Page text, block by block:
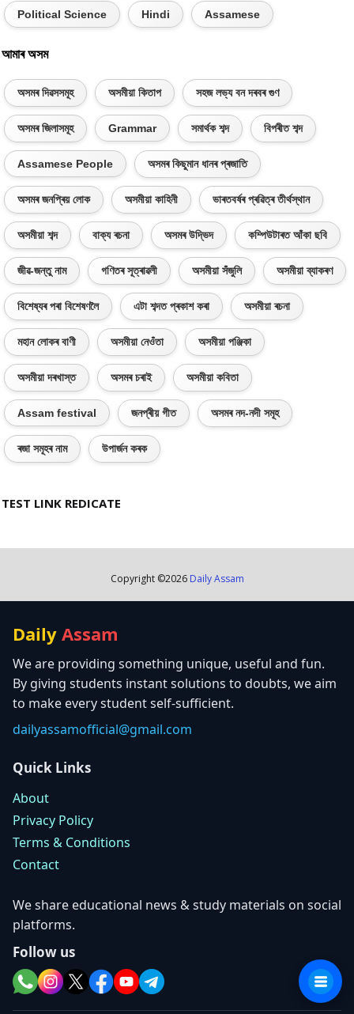
Political Science Hindi Assamese
আমাৰ অসম
অসমৰ দিৱসসমূহ অসমীয়া কিতাপ সহজ লভ্য বন দৰবৰ গুণ
অসমৰ জিলাসমূহ Grammar সমাৰ্থক শব্দ বিপৰীত শব্দ
Assamese People অসমৰ কিছুমান ধানৰ প্ৰজাতি
অসমৰ জনপ্ৰিয় লোক অসমীয়া কাহিনী ভাৰতবৰ্ষৰ প্ৰৱিত্ৰ তীৰ্থস্থান
অসমীয়া শব্দ বাক্য ৰচনা অসমৰ উদ্ভিদ কম্পিউটাৰত আঁকা ছবি
জীৱ-জন্তু নাম গণিতৰ সূত্ৰাৱলী অসমীয়া সঁজুলি অসমীয়া ব্যাকৰণ
বিশেষ্যৰ পৰা বিশেষণলৈ এটা শব্দত প্ৰকাশ কৰা অসমীয়া ৰচনা
মহান লোকৰ বাণী অসমীয়া নেওঁতা অসমীয়া পঞ্জিকা
অসমীয়া দৰখাস্ত অসমৰ চৰাই অসমীয়া কবিতা
Assam festival জনপ্ৰীয় গীত অসমৰ নদ-নদী সমূহ
ৰজা সমূহৰ নাম উপাৰ্জন কৰক
TEST LINK REDICATE
Copyright ©2026 Daily Assam
Daily Assam
We are providing something unique, useful and fun.
By giving students instant solutions to doubts, we aim
to make every student self-sufficient.
dailyassamofficial@gmail.com
Quick Links
About
Privacy Policy
Terms & Conditions
Contact
We share educational news & study materials on social
platforms.
Follow us